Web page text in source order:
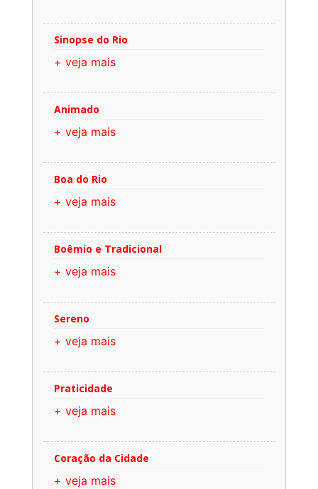
Sinopse do Rio
+ veja mais
Animado
+ veja mais
Boa do Rio
+ veja mais
Boêmio e Tradicional
+ veja mais
Sereno
+ veja mais
Praticidade
+ veja mais
Coração da Cidade
+ veja mais